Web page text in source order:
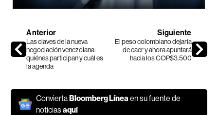
Anterior
Las claves de la nueva
negociación venezolana:
quiénes participan y cuál es
la agenda
Siguiente
El peso colombiano dejaría
de caer y ahora apuntará
hacia los COP$3.500
ConviertaBloomberg Línea en su fuente de
noticiasaquí